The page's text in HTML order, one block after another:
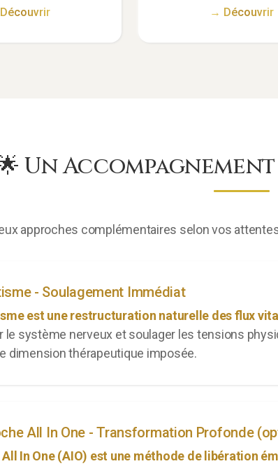
→ Découvrir
Un Accompagnement
approches complémentaires selon vos
- Soulagement Immédiat
est une restructuration naturelle des flux
le système nerveux et soulager les tensions
dimension thérapeutique imposée.
All In One - Transformation Profonde
All In One (AIO) est une méthode de libération